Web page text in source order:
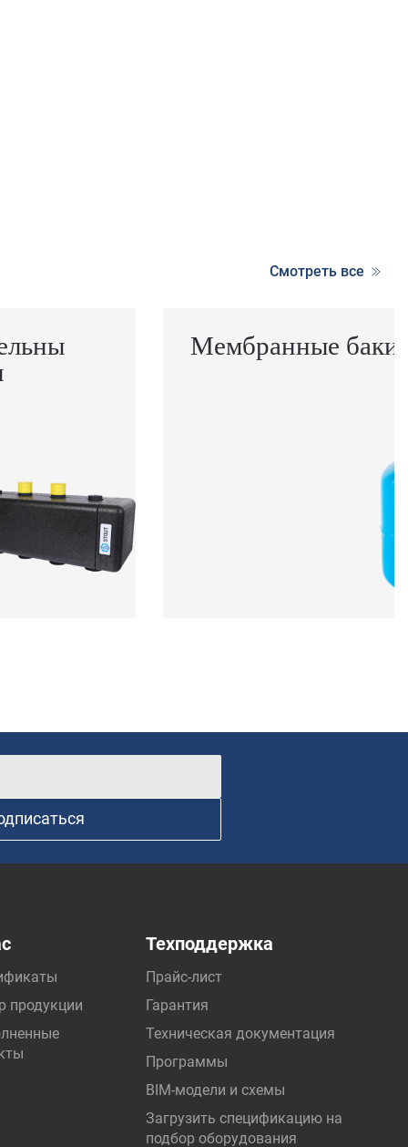
Смотреть все
Мембранные баки
продукции
Техподдержка
Прайс-лист
Гарантия
Техническая документация
Программы
BIM-модели и схемы
Загрузить спецификацию на
подбор оборудования